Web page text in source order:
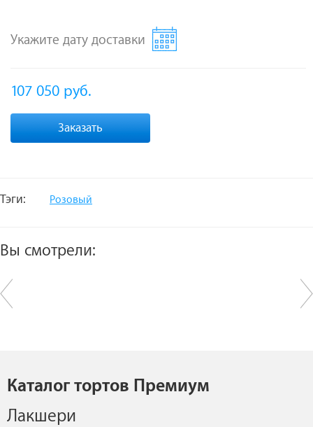
Укажите дату доставки
107 050 руб.
Заказать
Тэги: Розовый
Вы смотрели:
Каталог тортов Премиум
Лакшери